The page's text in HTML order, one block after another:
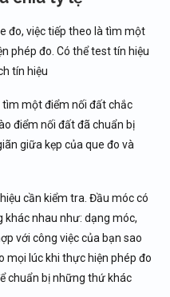
đo, việc tiếp theo là tìm một
phép đo. Có thể test tín hiệu
tín hiệu
tìm một điểm nối đất chắc
điểm nối đất đã chuẩn bị
giữa kẹp của que đo và
cần kiểm tra. Đầu móc có
khác nhau như: dạng móc,
với công việc của bạn sao
mọi lúc khi thực hiện phép đo
chuẩn bị những thứ khác